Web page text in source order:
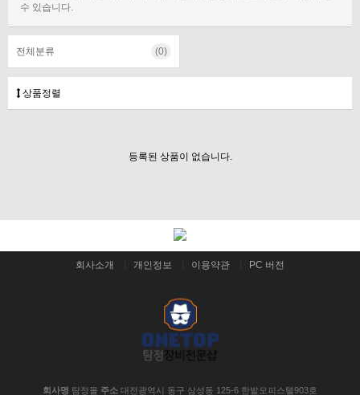
수 있습니다.
전체분류 (0)
상품정렬
등록된 상품이 없습니다.
회사소개 개인정보 이용약관 PC 버전
회사명 탐정몰 주소 대전광역시 동구 삼성동 125-6 한밭오피스텔903호